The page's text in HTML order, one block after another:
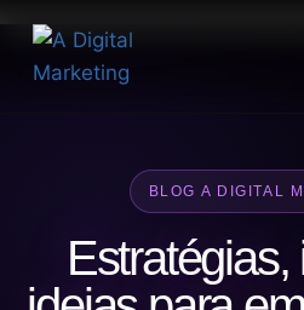
BLOG A DIGITAL
Estratégias,